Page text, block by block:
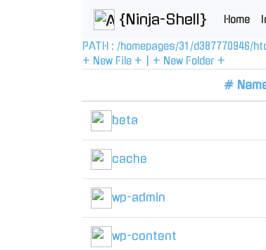
{Ninja-Shell} Home
PATH : /homepages/31 /d387770946/
+ New File +
+ New Folder +
#
beta
cache
wp-admin
wp-content